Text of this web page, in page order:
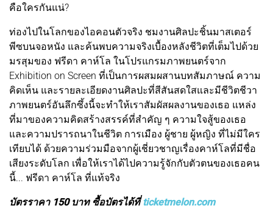
คือใครกันแน่?
ท่องไปในโลกของไอคอนตัวจริง ชมงานศิลปะชิ้นมาสเตอร์
พีซบนจอหนัง และค้นพบความจริงเบื้องหลังชีวิตที่เต็มไปด้วย
มรสุมของ ฟรีดา คาห์โล ในโปรแกรมภาพยนตร์จาก
Exhibition on Screen ที่เป็นการผสมผสานบทสัมภาษณ์ ความ
คิดเห็น และรายละเอียดงานศิลปะที่สีสันสดใสและมีชีวิตชีวา
ภาพยนตร์อันลึกซึ้งนี้จะทำให้เราสัมผัสผลงานของเธอ แหล่ง
ที่มาของความคิดสร้างสรรค์ที่สำคัญ ๆ ความใจสู้ของเธอ
และความปรารถนาในชีวิต การเมือง ผู้ชาย ผู้หญิง ที่ไม่มีใคร
เทียบได้ ด้วยความร่วมมือจากผู้เชี่ยวชาญเรื่องคาห์โลที่มีชื่อ
เสียงระดับโลก เพื่อให้เราได้ไปความรู้จักกับตัวตนของเธอคน
นี้... ฟรีดา คาห์โล ที่แท้จริง
บัตรราคา 150 บาท ซื้อบัตรได้ที่ ticketmelon.com